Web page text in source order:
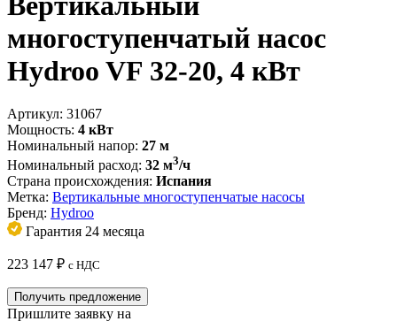
многоступенчатый насос
Hydroo VF 32-20, 4 кВт
Артикул: 31067
Мощность: 4 кВт
Номинальный напор: 27 м
Номинальный расход: 32 м3/ч
Страна происхождения: Испания
Метка: Вертикальные многоступенчатые насосы
Бренд: Hydroo
Гарантия 24 месяца
223 147 ₽ с НДС
Получить предложение
Пришлите заявку на